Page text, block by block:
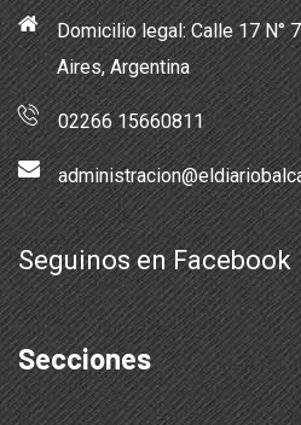
Domicilio legal: Calle 17 N°
Aires, Argentina
02266 15660811
Seguinos en Facebook
Secciones